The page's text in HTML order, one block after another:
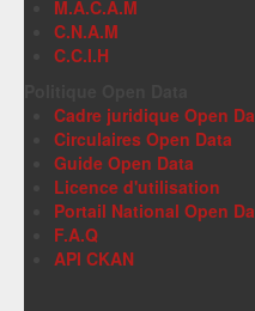
M.A.C.A.M
C.N.A.M
C.C.I.H
Cadre juridique Open
Circulaires Open Data
Guide Open Data
Licence d'utilisation
Portail National Open
F.A.Q
API CKAN